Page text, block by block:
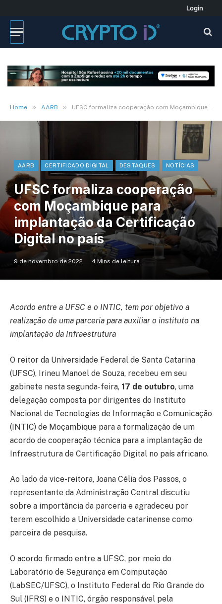
Login
Home » AARB » UFSC formaliza cooperação com Moçambique para implantação da Certificação Digital no país
AARB CERTIFICADO DIGITAL DESTAQUES NOTÍCIAS
UFSC formaliza cooperação
com Moçambique para
implantação da Certificação
Digital no país
9 de novembro de 2022 4 Mins de leitura
Acordo entre a UFSC e o INTIC, tem por objetivo a
realização de uma parceria para auxiliar o instituto na
implantação da Infraestrutura
O reitor da Universidade Federal de Santa Catarina
(UFSC), Irineu Manoel de Souza, recebeu em seu
gabinete nesta segunda-feira, 17 de outubro, uma
delegação composta por dirigentes do Instituto
Nacional de Tecnologias de Informação e Comunicação
(INTIC) de Moçambique para a formalização de um
acordo de cooperação técnica para a implantação de
Infraestrutura de Certificação Digital no país africano.
Ao lado da vice-reitora, Joana Célia dos Passos, o
representante da Administração Central discutiu
sobre a importância da parceria e agradeceu por
terem escolhido a Universidade catarinense como
parceira de pesquisa.
O acordo firmado entre a UFSC, por meio do
Laboratório de Segurança em Computação
(LabSEC/UFSC), o Instituto Federal do Rio Grande do
Sul (IFRS) e o INTIC, órgão responsável pela